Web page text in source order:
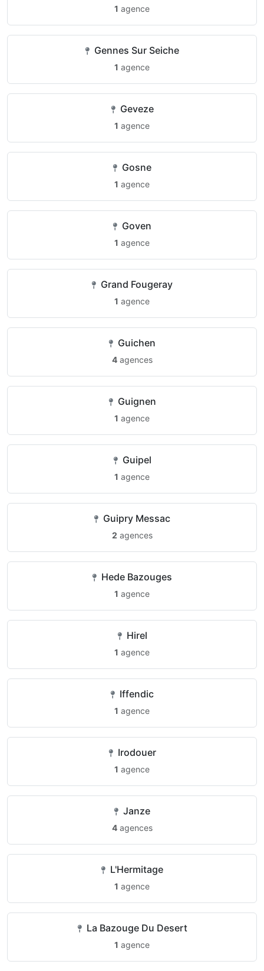
1 agence
Gennes Sur Seiche
1 agence
Geveze
1 agence
Gosne
1 agence
Goven
1 agence
Grand Fougeray
1 agence
Guichen
4agences
Guignen
1 agence
Guipel
1 agence
Guipry Messac
2 agences
Hede Bazouges
1 agence
Hirel
1 agence
Iffendic
1 agence
Irodouer
1 agence
Janze
4agences
L'Hermitage
1 agence
La Bazouge Du Desert
1 agence